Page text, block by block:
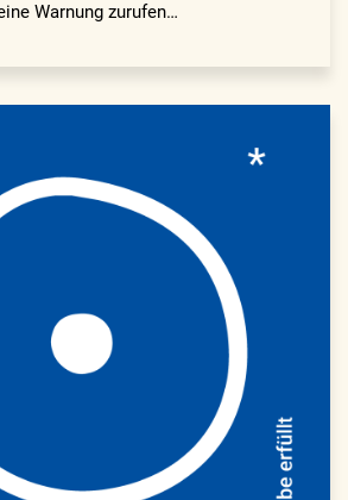
Warnung zurufen…